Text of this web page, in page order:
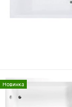
Новинка